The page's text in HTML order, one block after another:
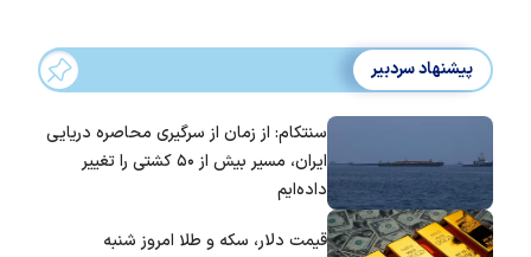
پیشنهاد سردبیر
سنتکام: از زمان از سرگیری محاصره دریایی
ایران، مسیر بیش از ۵۰ کشتی را تغییر
داده‌ایم
قیمت دلار، سکه و طلا امروز شنبه